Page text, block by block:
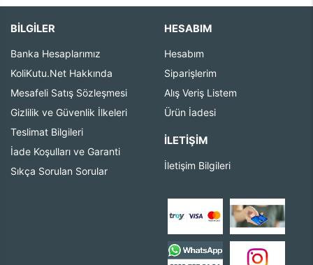
BİLGİLER
Banka Hesaplarımız
KoliKutu.Net Hakkında
Mesafeli Satış Sözleşmesi
Gizlilik ve Güvenlik İlkeleri
Teslimat Bilgileri
İade Koşulları ve Garanti
Sıkça Sorulan Sorular
HESABIM
Hesabım
Siparişlerim
Alış Veriş Listem
Ürün İadesi
İLETIŞIM
İletişim Bilgileri